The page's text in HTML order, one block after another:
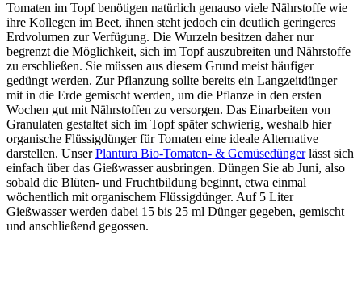
Tomaten im Topf benötigen natürlich genauso viele Nährstoffe wie
ihre Kollegen im Beet, ihnen steht jedoch ein deutlich geringeres
Erdvolumen zur Verfügung. Die Wurzeln besitzen daher nur
begrenzt die Möglichkeit, sich im Topf auszubreiten und Nährstoffe
zu erschließen. Sie müssen aus diesem Grund meist häufiger
gedüngt werden. Zur Pflanzung sollte bereits ein Langzeitdünger
mit in die Erde gemischt werden, um die Pflanze in den ersten
Wochen gut mit Nährstoffen zu versorgen. Das Einarbeiten von
Granulaten gestaltet sich im Topf später schwierig, weshalb hier
organische Flüssigdünger für Tomaten eine ideale Alternative
darstellen. UnserPlantura Bio-Tomaten- & Gemüsedüngerlässt sich
einfach über das Gießwasser ausbringen. Düngen Sie ab Juni, also
sobald die Blüten- und Fruchtbildung beginnt, etwa einmal
wöchentlich mit organischem Flüssigdünger. Auf 5 Liter
Gießwasser werden dabei 15 bis 25 ml Dünger gegeben, gemischt
und anschließend gegossen.